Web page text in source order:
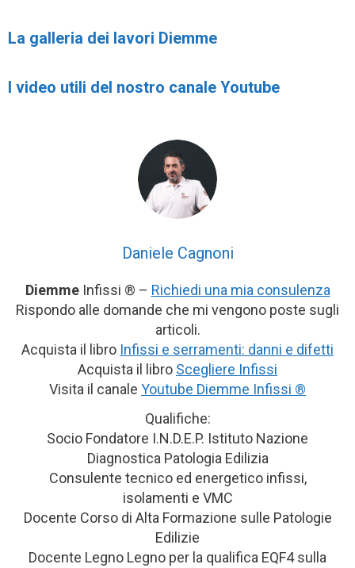
La galleria dei lavori Diemme
I video utili del nostro canale Youtube
Daniele Cagnoni
Diemme Infissi ® – Richiedi una mia consulenza
Rispondo alle domande che mi vengono poste sugli
articoli.
Acquista il libro Infissi e serramenti: danni e difetti
Acquista il libro Scegliere Infissi
Visita il canale Youtube Diemme Infissi ®
Qualifiche:
Socio Fondatore I.N.D.E.P. Istituto Nazione
Diagnostica Patologia Edilizia
Consulente tecnico ed energetico infissi,
isolamenti e VMC
Docente Corso di Alta Formazione sulle Patologie
Edilizie
Docente Legno Legno per la qualifica EQF4 sulla